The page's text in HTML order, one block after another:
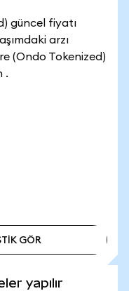
güncel fiyatı
arzı
(Ondo Tokenized)
.
GÖR
yapılır